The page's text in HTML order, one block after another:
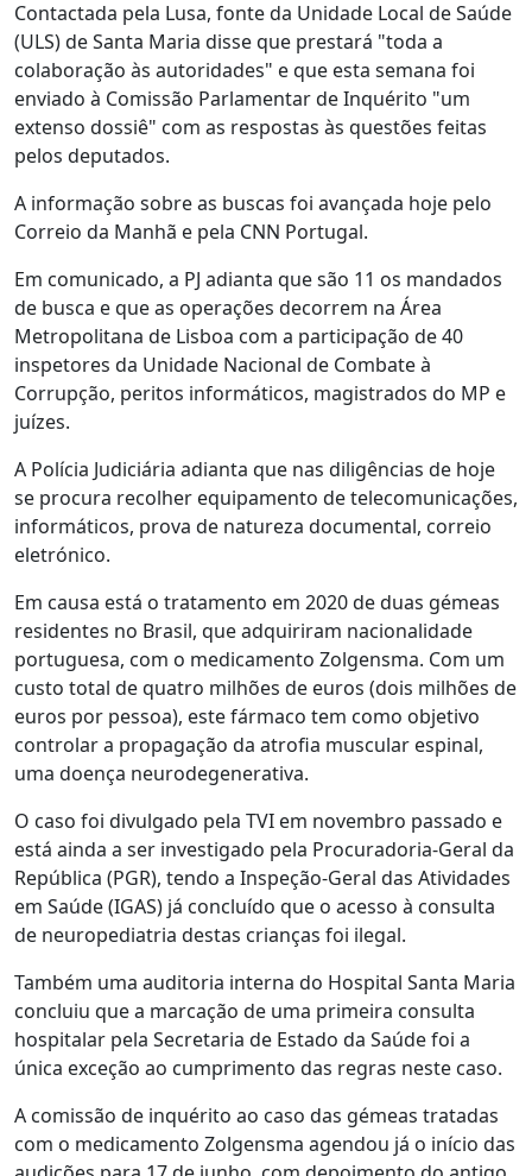
Contactada pela Lusa, fonte da Unidade Local de Saúde
(ULS) de Santa Maria disse que prestará "toda a
colaboração às autoridades" e que esta semana foi
enviado à Comissão Parlamentar de Inquérito "um
extenso dossiê" com as respostas às questões feitas
pelos deputados.
A informação sobre as buscas foi avançada hoje pelo
Correio da Manhã e pela CNN Portugal.
Em comunicado, a PJ adianta que são 11 os mandados
de busca e que as operações decorrem na Área
Metropolitana de Lisboa com a participação de 40
inspetores da Unidade Nacional de Combate à
Corrupção, peritos informáticos, magistrados do MP e
juízes.
A Polícia Judiciária adianta que nas diligências de hoje
se procura recolher equipamento de telecomunicações,
informáticos, prova de natureza documental, correio
eletrónico.
Em causa está o tratamento em 2020 de duas gémeas
residentes no Brasil, que adquiriram nacionalidade
portuguesa, com o medicamento Zolgensma. Com um
custo total de quatro milhões de euros (dois milhões de
euros por pessoa), este fármaco tem como objetivo
controlar a propagação da atrofia muscular espinal,
uma doença neurodegenerativa.
O caso foi divulgado pela TVI em novembro passado e
está ainda a ser investigado pela Procuradoria-Geral da
República (PGR), tendo a Inspeção-Geral das Atividades
em Saúde (IGAS) já concluído que o acesso à consulta
de neuropediatria destas crianças foi ilegal.
Também uma auditoria interna do Hospital Santa Maria
concluiu que a marcação de uma primeira consulta
hospitalar pela Secretaria de Estado da Saúde foi a
única exceção ao cumprimento das regras neste caso.
A comissão de inquérito ao caso das gémeas tratadas
com o medicamento Zolgensma agendou já o início das